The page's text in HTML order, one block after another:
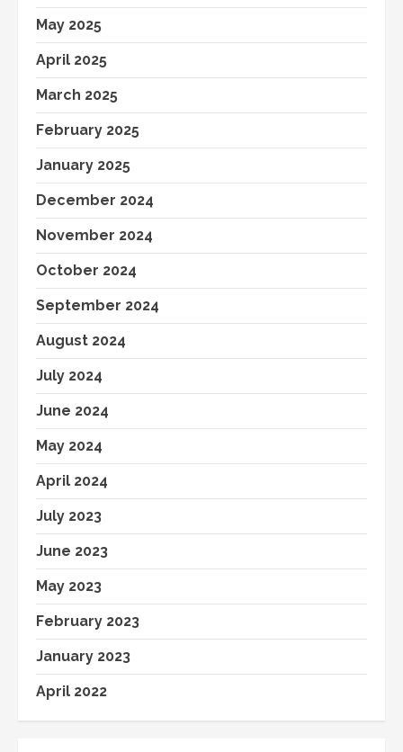
May 2025
April 2025
March 2025
February 2025
January 2025
December 2024
November 2024
October 2024
September 2024
August 2024
July 2024
June 2024
May 2024
April 2024
July 2023
June 2023
May 2023
February 2023
January 2023
April 2022